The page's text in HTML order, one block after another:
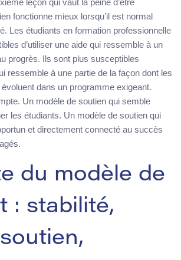
leçon qui vaut la peine d’être
fonctionne mieux lorsqu’il est normal
Les étudiants en formation professionnelle
d’utiliser une aide qui ressemble à un
progrès. Ils sont plus susceptibles
ressemble à une partie de la façon dont les
dans un programme exigeant.
Un modèle de soutien qui semble
les étudiants. Un modèle de soutien qui
et directement connecté au succès
du modèle de
: stabilité,